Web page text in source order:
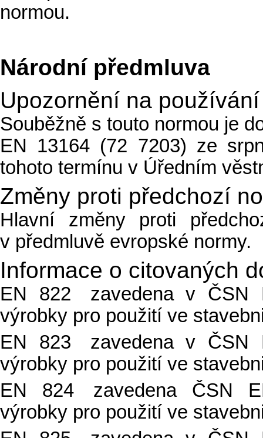
normou.
Národní předmluva
Upozornění na
Souběžně s touto normou je
EN 13164 (72 7203) ze
tohoto termínu v Úředním
Změny proti předchozí
Hlavní změny proti
v předmluvě evropské normy.
Informace o citovaných
EN 822 zavedena v ČSN
výrobky pro použití ve
EN 823 zavedena v ČSN
výrobky pro použití ve
EN 824 zavedena ČSN
výrobky pro použití ve